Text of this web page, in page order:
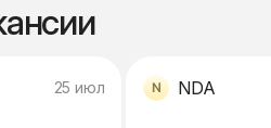
25 июл NDA